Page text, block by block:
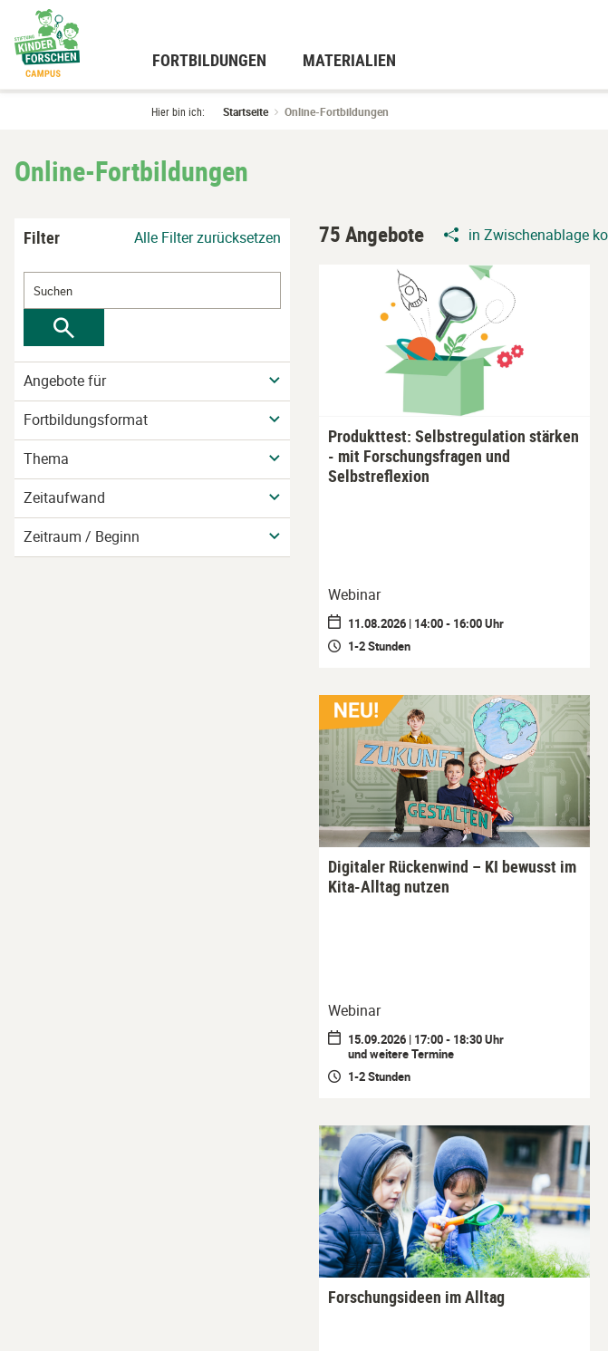
Hauptinhalt
wechseln
FORTBILDUNGEN MATERIALIEN
Hier bin ich: Startseite Online-Fortbildungen
Online-Fortbildungen
Filter Alle Filter zurücksetzen
Angebote für
Fortbildungsformat
Thema
Zeitaufwand
Zeitraum / Beginn
75 Angebote in Zwischenablage
Produkttest: Selbstregulation stärken
- mit Forschungsfragen und
Selbstreflexion
Webinar
11.08.2026 | 14:00 - 16:00 Uhr
1-2 Stunden
Digitaler Rückenwind – KI bewusst im
Kita-Alltag nutzen
Webinar
15.09.2026 | 17:00 - 18:30 Uhr
und weitere Termine
1-2 Stunden
Forschungsideen im Alltag